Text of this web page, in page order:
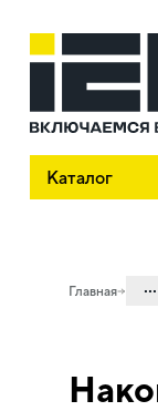
Каталог
Главная ...